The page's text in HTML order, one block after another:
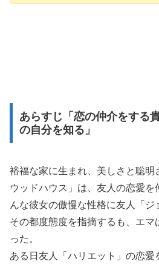
あらすじ「恋の仲介をする
の自分を知る」
裕福な家に生まれ、美しさと聡明
ウッドハウス」は、友人の恋愛
んな彼女の傲慢な性格に友人「
その都度態度を指摘するも、エ
った。
ある日友人「ハリエット」の恋愛